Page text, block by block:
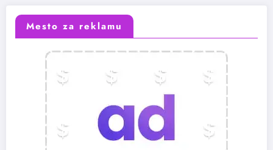
Mesto za reklamu